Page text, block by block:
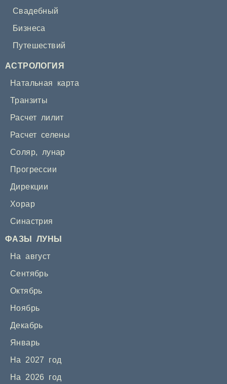
Свадебный
Бизнеса
Путешествий
АСТРОЛОГИЯ
Натальная карта
Транзиты
Расчет лилит
Расчет селены
Соляр, лунар
Прогрессии
Дирекции
Хорар
Синастрия
ФАЗЫ ЛУНЫ
На август
Сентябрь
Октябрь
Ноябрь
Декабрь
Январь
На 2027 год
На 2026 год